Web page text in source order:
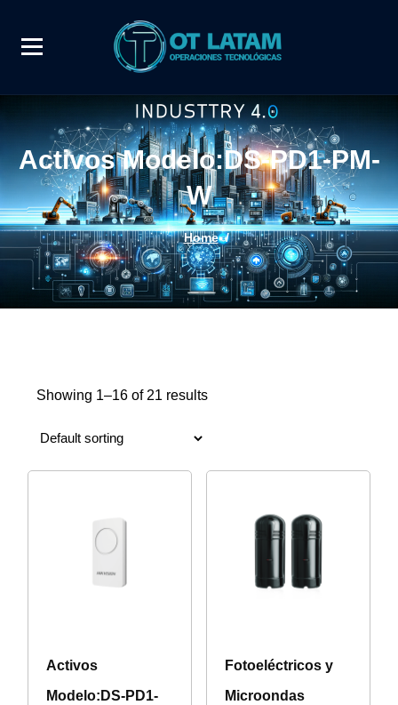
Activos Modelo:DS-PD1-PM-
W
Home/
Showing 1–16 of 21 results
Activos
Modelo:DS-PD1-
Fotoeléctricos y
Microondas